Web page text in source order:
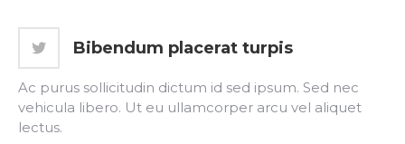
Bibendum placerat turpis
Ac purus sollicitudin dictum id sed ipsum. Sed nec
vehicula libero. Ut eu ullamcorper arcu vel aliquet
lectus.